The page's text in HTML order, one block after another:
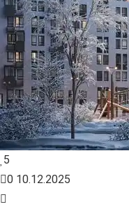
5
0 10.12.2025